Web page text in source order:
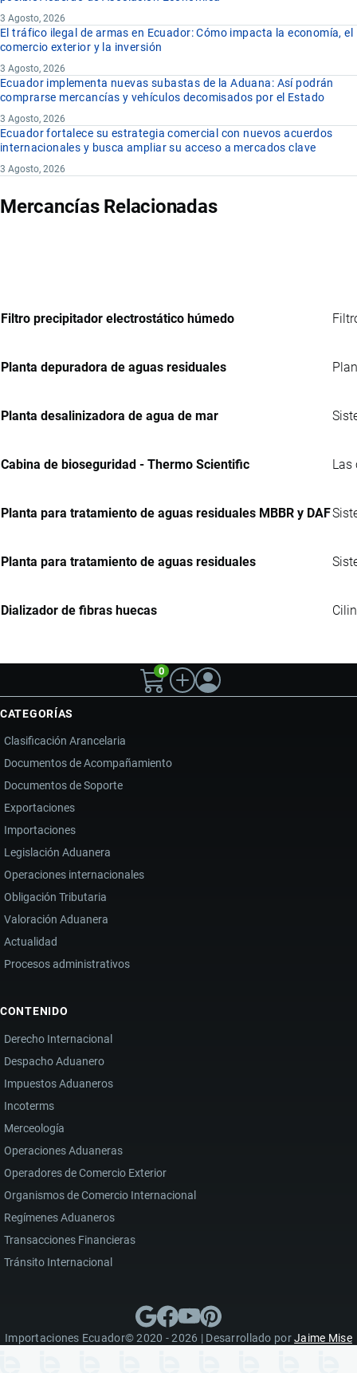
3 Agosto, 2026
El tráfico ilegal de armas en Ecuador: Cómo impacta la economía, el
comercio exterior y la inversión
3 Agosto, 2026
Ecuador implementa nuevas subastas de la Aduana: Así podrán
comprarse mercancías y vehículos decomisados por el Estado
3 Agosto, 2026
Ecuador fortalece su estrategia comercial con nuevos acuerdos
internacionales y busca ampliar su acceso a mercados clave
3 Agosto, 2026
Mercancías Relacionadas
Filtro precipitador electrostático húmedo
Planta depuradora de aguas residuales
Planta desalinizadora de agua de mar
Cabina de bioseguridad - Thermo Scientific Las
Planta para tratamiento de aguas residuales MBBR y DAF
Planta para tratamiento de aguas residuales
Dializador de fibras huecas
0
CATEGORÍAS
Clasificación Arancelaria
Documentos de Acompañamiento
Documentos de Soporte
Exportaciones
Importaciones
Legislación Aduanera
Operaciones internacionales
Obligación Tributaria
Valoración Aduanera
Actualidad
Procesos administrativos
CONTENIDO
Derecho Internacional
Despacho Aduanero
Impuestos Aduaneros
Incoterms
Merceología
Operaciones Aduaneras
Operadores de Comercio Exterior
Organismos de Comercio Internacional
Regímenes Aduaneros
Transacciones Financieras
Tránsito Internacional
Importaciones Ecuador© 2020 - 2026 | Desarrollado porJaime Mise